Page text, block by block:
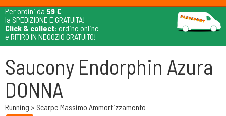
Per ordini da 59 €
la SPEDIZIONE È GRATUITA!
Click & collect: ordine online
e RITIRO IN NEGOZIO GRATUITO!
Saucony Endorphin Azura
DONNA
Running > Scarpe Massimo Ammortizzamento